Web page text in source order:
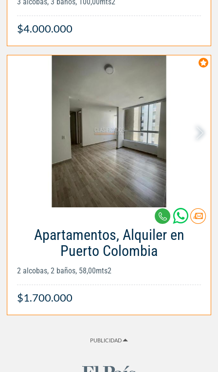
$4.000.000
Apartamentos, Alquiler en
Puerto Colombia
2 alcobas, 2 baños, 58,00mts2
$1.700.000
PUBLICIDAD